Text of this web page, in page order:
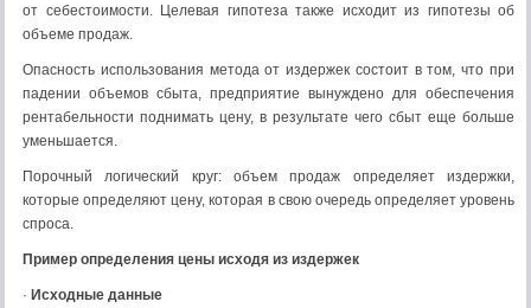
от себестоимости. Целевая гипотеза также исходит из гипотезы об
объеме продаж.
Опасность использования метода от издержек состоит в том, что при
падении объемов сбыта, предприятие вынуждено для обеспечения
рентабельности поднимать цену, в результате чего сбыт еще больше
уменьшается.
Порочный логический круг: объем продаж определяет издержки,
которые определяют цену, которая в свою очередь определяет уровень
спроса.
Пример определения цены исходя из издержек
· Исходные данные